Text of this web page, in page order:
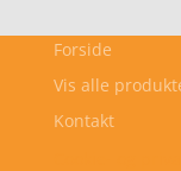
Forside
Vis alle
Kontakt